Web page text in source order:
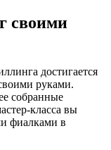
своими
достигается
руками.
собранные
класса вы
фиалками в